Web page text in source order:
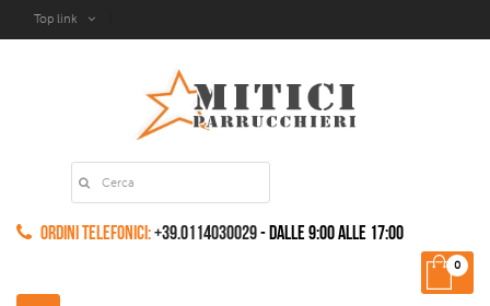
Top link
Ordini Telefonici:+39.0114030029- dalle 9:00 alle 17:00
0